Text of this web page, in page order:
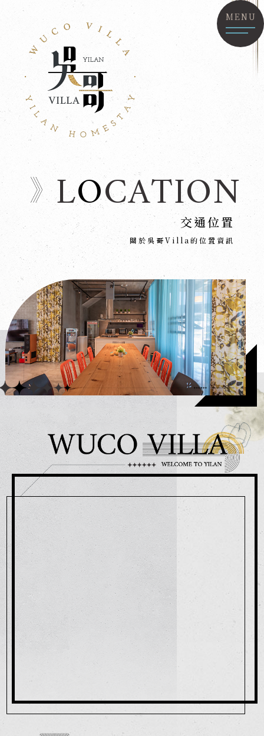
MENU
LOCATION
交通位置
關於吳哥Villa的位置資訊